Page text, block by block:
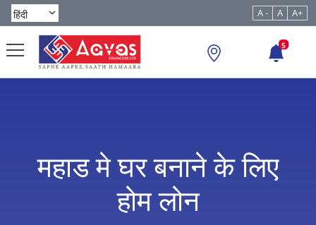
A - A A+
5
महाड मे घर बनाने के लिए
होम लोन